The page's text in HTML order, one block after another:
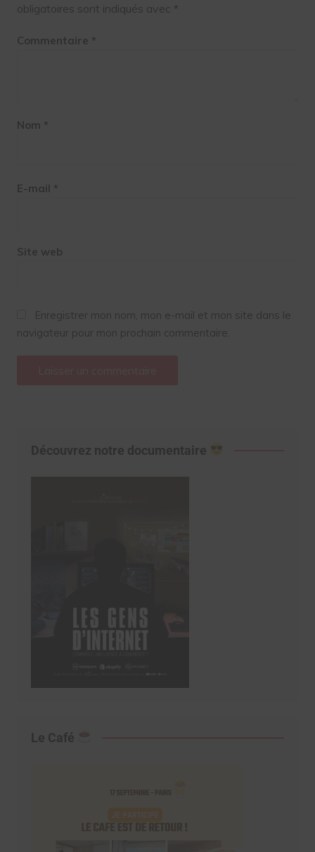
obligatoires sont indiqués avec *
Commentaire *
Nom *
E-mail *
Site web
Enregistrer mon nom, mon e-mail et mon site dans le
navigateur pour mon prochain commentaire.
Découvrez notre documentaire
Le Café